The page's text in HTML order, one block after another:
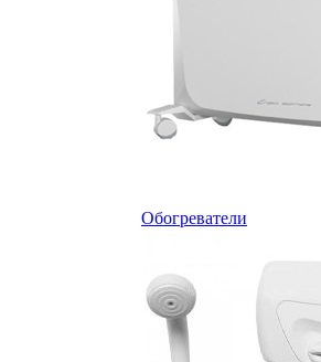
Обогреватели